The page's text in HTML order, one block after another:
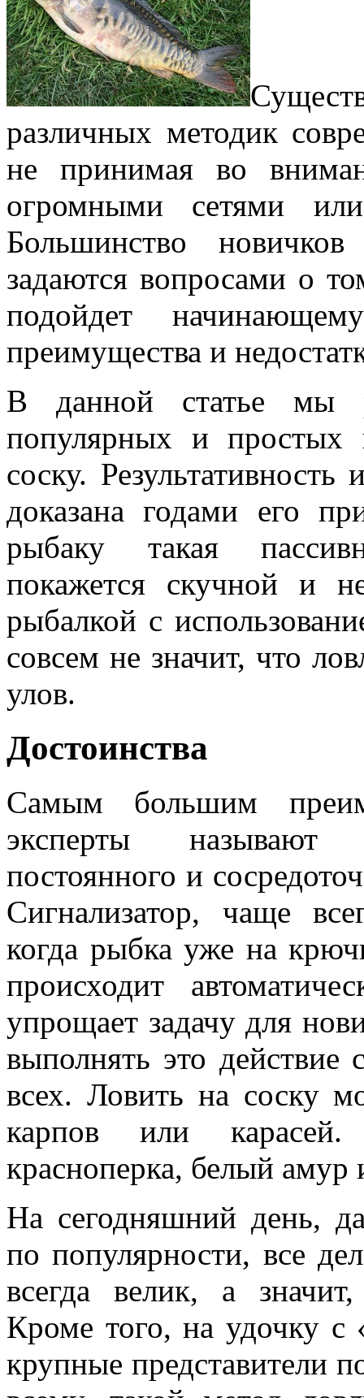
различных методик
не принимая во
огромными сетями или
Большинство
задаются вопросами о
подойдет
преимущества и
В данной статье мы
популярных и
соску.
доказана годами его
рыбаку такая
покажется скучной и
рыбалкой с
совсем не значит, что
улов.
Достоинства
Самым большим
эксперты называют
постоянного и
Сигнализатор, чаще
когда рыбка уже на
происходит
упрощает задачу для
выполнять это действие
всех. Ловить на соску
карпов или
красноперка, белый амур
На сегодняшний день,
по популярности, все
всегда велик, а
Кроме того, на удочку с
крупные представители